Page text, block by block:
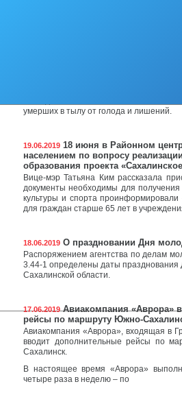
22 июня 1941 года – одна из самых
умерших в тылу от голода и лишений.
19.06.2019 18 июня в Районном
населением по вопросу
образования проекта
Вице-мэр Татьяна Ким рассказала
документы необходимы для
культуры и спорта
для граждан старше 65 лет в
18.06.2019 О праздновании Дня
Распоряжением агентства по делам
3.44-1 определены даты
Сахалинской области.
17.06.2019Авиакомпания «Аврора»
рейсы по маршруту Южно-
Авиакомпания «Аврора», входящая в
вводит дополнительные рейсы по
Сахалинск.
В настоящее время «Аврора»
четыре раза в неделю – по